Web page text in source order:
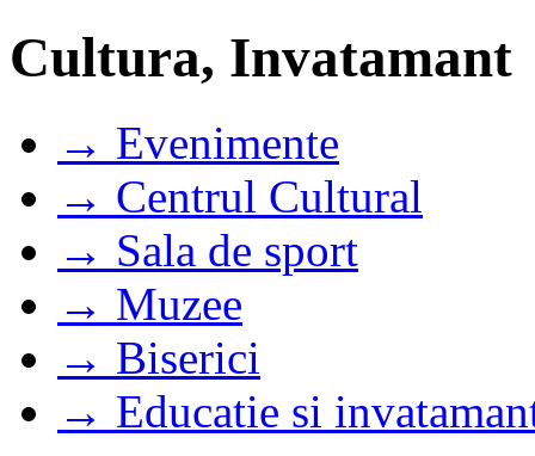
Cultura, Invatamant
→ Evenimente
→ Centrul Cultural
→ Sala de sport
→ Muzee
→ Biserici
→ Educatie si